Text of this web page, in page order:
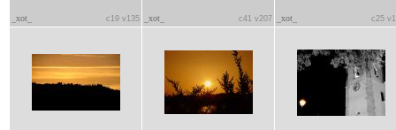
_xot_ c19 v135 _xot_ c41 v207 _xot_ c25